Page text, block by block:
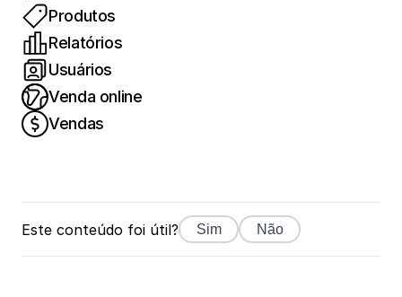
Produtos
Relatórios
Usuários
Venda online
Vendas
Este conteúdo foi útil? Sim Não